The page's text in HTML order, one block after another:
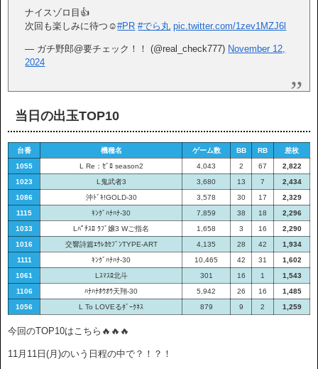
ナイスゾロ目👍
次回も楽しみに待つ☺️#PR #でら丸 pic.twitter.com/1zev1MZJ6l
— ガチ野郎@要チェック！！ (@real_check777) November 12,
2024
当日の出玉TOP10
台番 機種名 ゲーム数 BB RB
差枚
1055
L Re：ｾﾞﾛ season2 4,043 2 67
2,822
1023
L鬼武者3 3,680 13 7
2,434
1086
沖ﾄﾞｷ!GOLD-30 3,578 30 17
2,329
1115
ｷﾝｸﾞﾊﾅﾊﾅ-30 7,859 38 18
2,296
1033
Lﾊﾟﾁｽﾛ ﾗﾌﾞ嬢3 Wご指名 1,658 3 16
2,290
1016
交響詩篇ｴｳﾚｶｾﾌﾞﾝTYPE-ART 4,135 28 42
1,934
1111
ｷﾝｸﾞﾊﾅﾊﾅ-30 10,465 42 31
1,602
1061
Lｽﾏｽﾛ北斗 301 16 1
1,543
1106
ﾊﾅﾊﾅﾎｳｵｳ天翔-30 5,942 26 16
1,485
1056
L To LOVEるﾀﾞｰｸﾈｽ 879 9 2 1,259
今回のTOP10はこちら🔥🔥🔥
11月11日(月)のいう日程の中で？！？！